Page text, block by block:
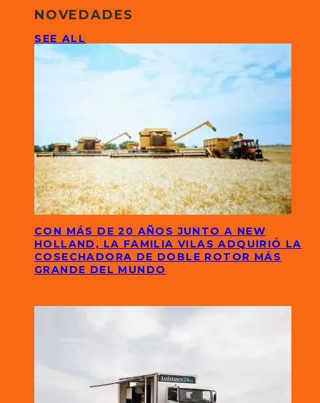
NOVEDADES
SEE ALL
CON MÁS DE 20 AÑOS JUNTO A NEW
HOLLAND, LA FAMILIA VILAS ADQUIRIÓ LA
COSECHADORA DE DOBLE ROTOR MÁS
GRANDE DEL MUNDO